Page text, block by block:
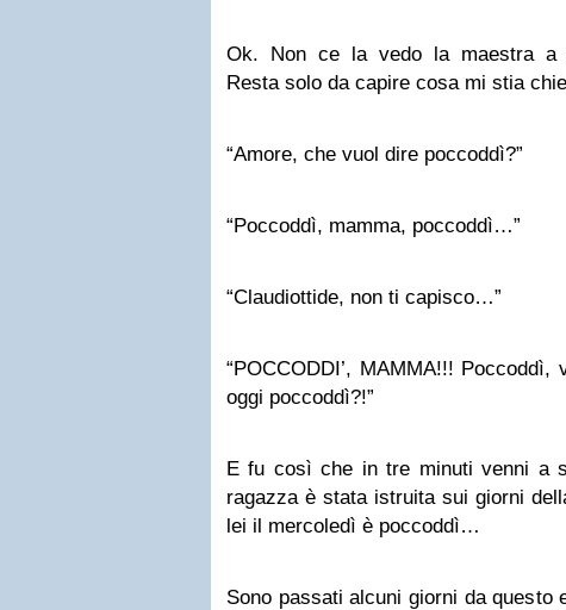
Ok. Non ce la vedo la maestra a
Resta solo da capire cosa mi stia
“Amore, che vuol dire poccoddì?”
“Poccoddì, mamma, poccoddì…”
“Claudiottide, non ti capisco…”
“POCCODDI’, MAMMA!!!
oggi poccoddì?!”
E fu così che in tre minuti venni a
ragazza è stata istruita sui giorni
lei il mercoledì è poccoddì…
Sono passati alcuni giorni da questo